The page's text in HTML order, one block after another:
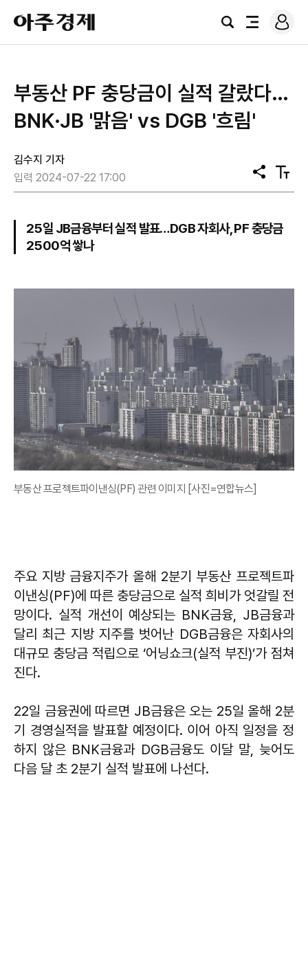
아
주
경
검
전
로
그
부동산 PF 충당금이 실적 갈랐다…
BNK·JB '맑음' vs DGB '흐림'
김수지 기자
입력 2024-07-22 17:00
공
유
텍
스
기
25일 JB금융부터 실적 발표…DGB 자회사, PF 충당금
2500억 쌓나
부동산 프로젝트파이낸싱(PF) 관련 이미지 [사진=연합뉴스]
주요 지방 금융지주가 올해 2분기 부동산 프로젝트파
이낸싱(PF)에 따른 충당금으로 실적 희비가 엇갈릴 전
망이다. 실적 개선이 예상되는 BNK금융, JB금융과
달리 최근 지방 지주를 벗어난 DGB금융은 자회사의
대규모 충당금 적립으로 ‘어닝쇼크(실적 부진)’가 점쳐
진다.
22일 금융권에 따르면 JB금융은 오는 25일 올해 2분
기 경영실적을 발표할 예정이다. 이어 아직 일정을 정
하지 않은 BNK금융과 DGB금융도 이달 말, 늦어도
다음 달 초 2분기 실적 발표에 나선다.